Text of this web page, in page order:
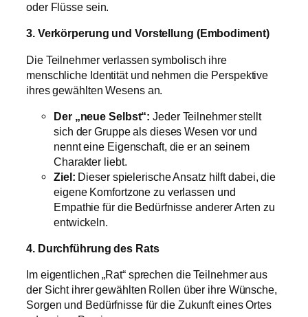
oder Flüsse sein.
3. Verkörperung und Vorstellung (Embodiment)
Die Teilnehmer verlassen symbolisch ihre
menschliche Identität und nehmen die Perspektive
ihres gewählten Wesens an.
Der „neue Selbst“: Jeder Teilnehmer stellt
sich der Gruppe als dieses Wesen vor und
nennt eine Eigenschaft, die er an seinem
Charakter liebt.
Ziel: Dieser spielerische Ansatz hilft dabei, die
eigene Komfortzone zu verlassen und
Empathie für die Bedürfnisse anderer Arten zu
entwickeln.
4. Durchführung des Rats
Im eigentlichen „Rat“ sprechen die Teilnehmer aus
der Sicht ihrer gewählten Rollen über ihre Wünsche,
Sorgen und Bedürfnisse für die Zukunft eines Ortes